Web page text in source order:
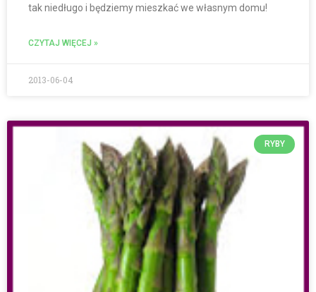
tak niedługo i będziemy mieszkać we własnym domu!
CZYTAJ WIĘCEJ »
2013-06-04
RYBY